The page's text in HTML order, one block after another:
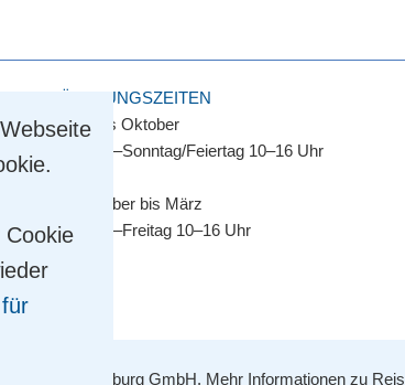
Cookie
ÖFFNUNGSZEITEN
April bis Oktober
Montag–Sonntag/Feiertag 10–16 Uhr
November bis März
Montag–Freitag 10–16 Uhr
Brandenburg GmbH. Mehr Informationen zu